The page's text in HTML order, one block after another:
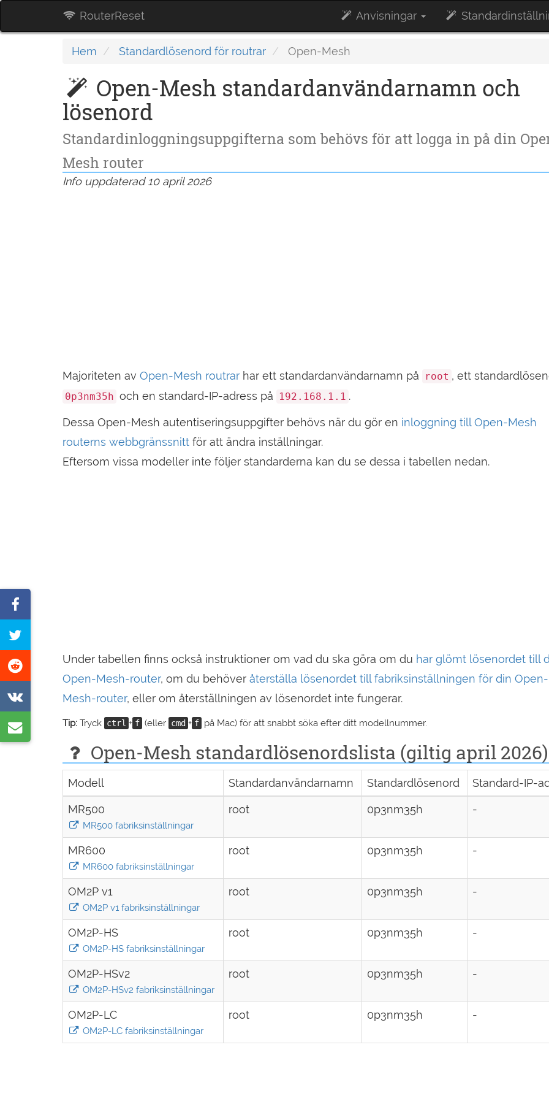
RouterReset Anvisningar
Hem Standardlösenord för routrar Open-Mesh
Open-Mesh standardanvändarnamn och
lösenord
Standardinloggningsuppgifterna som behövs för att logga in på din
Mesh router
Info uppdaterad 10 april 2026
Majoriteten av Open-Mesh routrar har ett standardanvändarnamn på root , ett
0p3nm35h och en standard-IP-adress på 192.168.1.1 .
Dessa Open-Mesh autentiseringsuppgifter behövs när du gör en inloggning till Open-Mesh
routerns webbgränssnitt för att ändra inställningar.
Eftersom vissa modeller inte följer standarderna kan du se dessa i tabellen nedan.
Under tabellen finns också instruktioner om vad du ska göra om du har glömt lösenordet till
Open-Mesh-router, om du behöver återställa lösenordet till fabriksinställningen för din Open-
Mesh-router, eller om återställningen av lösenordet inte fungerar.
Tip: Tryck ctrl + f (eller cmd + f på Mac) för att snabbt söka efter ditt modellnummer.
Open-Mesh standardlösenordslista (giltig april 2026)
Modell Standardanvändarnamn Standardlösenord Standard-IP-
MR500
MR500 fabriksinställningar
root 0p3nm35h -
MR600
MR600 fabriksinställningar
root 0p3nm35h -
OM2P v1
OM2P v1 fabriksinställningar
root 0p3nm35h -
OM2P-HS
OM2P-HS fabriksinställningar
root 0p3nm35h -
OM2P-HSv2
OM2P-HSv2 fabriksinställningar
root 0p3nm35h -
OM2P-LC
OM2P-LC fabriksinställningar
root 0p3nm35h -
på
denna
på
Reddit
på
VK
via